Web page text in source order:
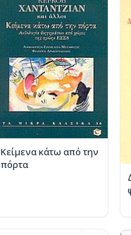
Κείμενα κάτω από την
πόρτα